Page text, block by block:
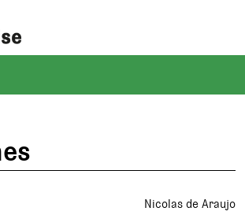
Nicolas de Araujo